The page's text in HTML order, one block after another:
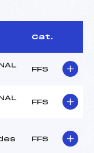
Cat.
FFS
FFS
FFS